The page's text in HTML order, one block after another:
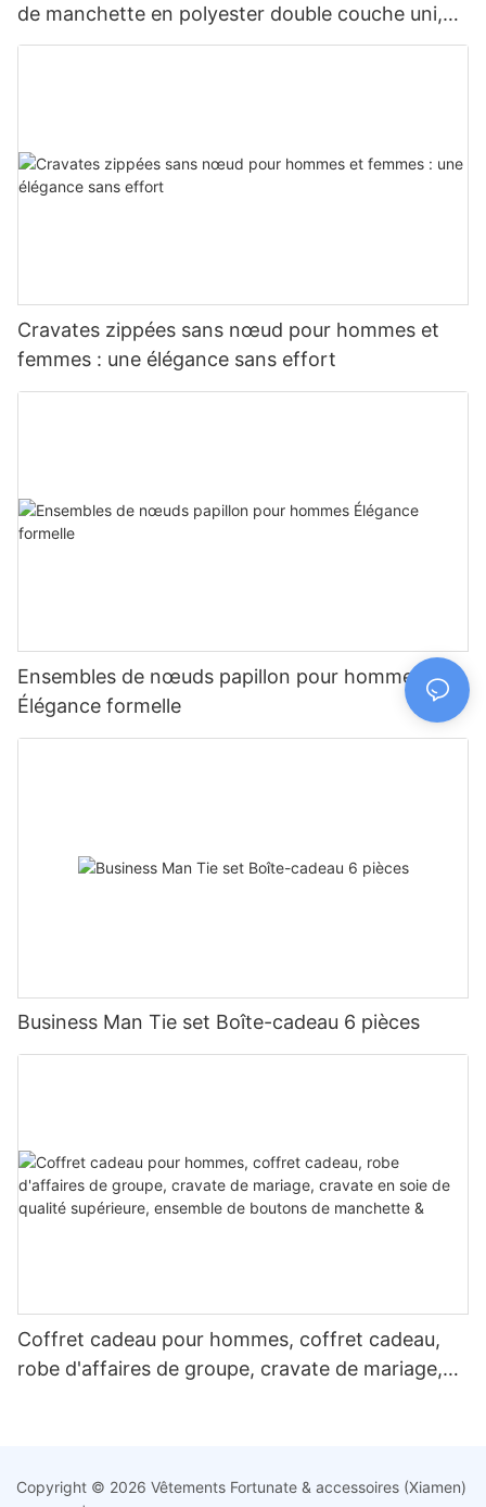
de manchette en polyester double couche uni,
vendu en gros pour vêtements de cérémonie
Cravates zippées sans nœud pour hommes et
femmes : une élégance sans effort
Ensembles de nœuds papillon pour hommes
Élégance formelle
Business Man Tie set Boîte-cadeau 6 pièces
Coffret cadeau pour hommes, coffret cadeau,
robe d'affaires de groupe, cravate de mariage,
Copyright © 2026 Vêtements Fortunate & accessoires (Xiamen)